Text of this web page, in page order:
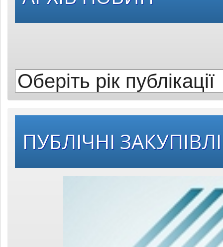
рік
публікації:
ПУБЛІЧНІ ЗАКУПІВЛІ